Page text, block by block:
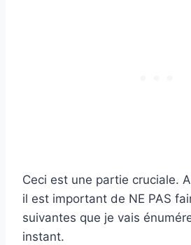
Ceci est une partie cruciale.
il est important de NE PAS
suivantes que je vais
instant.